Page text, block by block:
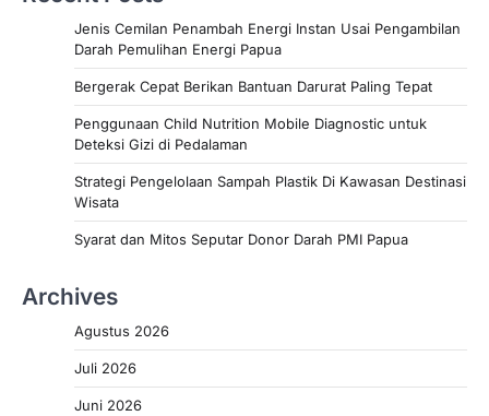
Jenis Cemilan Penambah Energi Instan Usai Pengambilan
Darah Pemulihan Energi Papua
Bergerak Cepat Berikan Bantuan Darurat Paling Tepat
Penggunaan Child Nutrition Mobile Diagnostic untuk
Deteksi Gizi di Pedalaman
Strategi Pengelolaan Sampah Plastik Di Kawasan Destinasi
Wisata
Syarat dan Mitos Seputar Donor Darah PMI Papua
Archives
Agustus 2026
Juli 2026
Juni 2026